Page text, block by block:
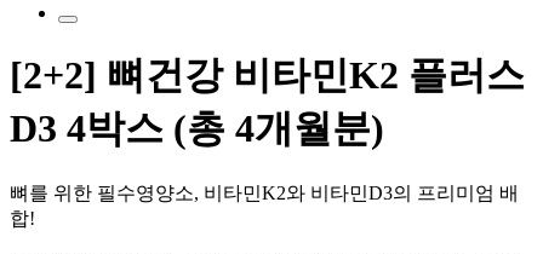
[2+2] 뼈건강 비타민K2 플러스
D3 4박스 (총 4개월분)
뼈를 위한 필수영양소, 비타민K2와 비타민D3의 프리미엄 배
합!